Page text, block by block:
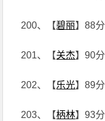
200、【碧丽】88分
201、【关杰】90分
202、【乐光】89分
203、【柄林】93分